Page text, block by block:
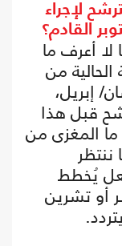
لإجراء
القادم؟
أعرف ما
الحالية من
إبريل،
قبل هذا
ما المغزى من
يُخطط
أو تشرين